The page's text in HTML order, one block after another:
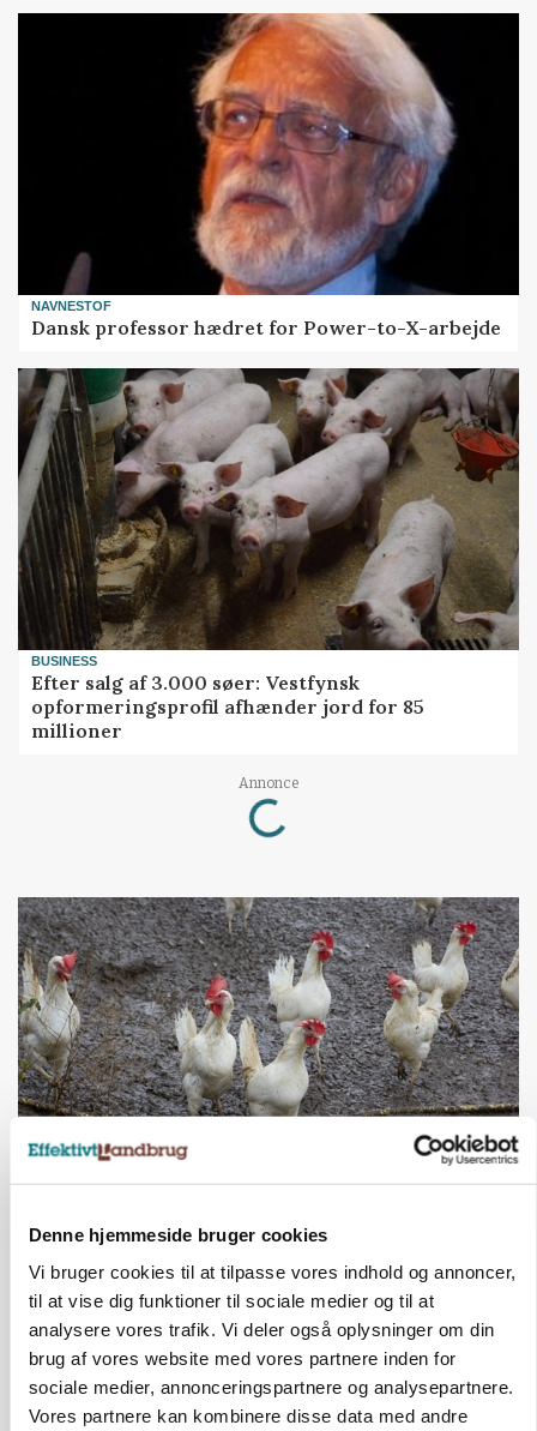
Denne hjemmeside bruger cookies
Vi bruger cookies til at tilpasse vores indhold og annoncer,
til at vise dig funktioner til sociale medier og til at
analysere vores trafik. Vi deler også oplysninger om din
brug af vores website med vores partnere inden for
sociale medier, annonceringspartnere og analysepartnere.
Vores partnere kan kombinere disse data med andre
NAVNESTOF
Dansk professor hædret for Power-to-X-arbejde
BUSINESS
Efter salg af 3.000 søer: Vestfynsk
opformeringsprofil afhænder jord for 85
millioner
Annonce
Loading...
ØKOLOGI
skal vurderes bredere